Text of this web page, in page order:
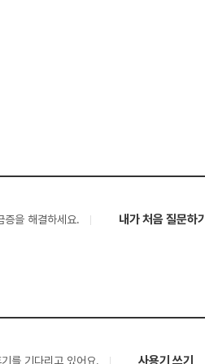
증을 해결하세요. 내가 처음 질문하기
를 기다리고 있어요. 사용기 쓰기